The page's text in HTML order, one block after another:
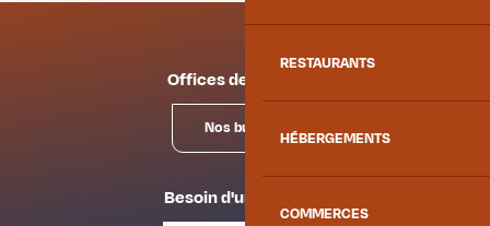
RESTAURANTS
HÉBERGEMENTS
COMMERCES
Offices de tourisme
Nos bureaux
Besoin d'un conseil ?